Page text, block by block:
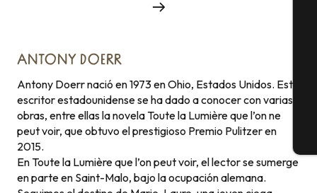
ANTONY DOERR
Antony Doerr nació en 1973 en Ohio, Estados Unidos. Este
escritor estadounidense se ha dado a conocer con varias
obras, entre ellas la novela Toute la Lumière que l’on ne
peut voir, que obtuvo el prestigioso Premio Pulitzer en
2015.
En Toute la Lumière que l’on peut voir, el lector se sumerge
en parte en Saint-Malo, bajo la ocupación alemana.